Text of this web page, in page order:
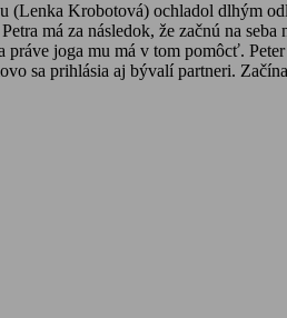
(Lenka Krobotová) ochladol dlhým
má za následok, že začnú na
joga mu má v tom pomôcť.
sa prihlásia aj bývalí partneri.